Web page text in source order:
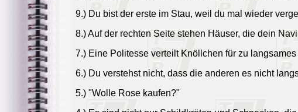
9.) Du bist der erste im Stau, weil du mal wieder
8.) Auf der rechten Seite stehen Häuser, die dein
7.) Eine Politesse verteilt Knöllchen für zu langsames
6.) Du verstehst nicht, dass die anderen es nicht
5.) "Wolle Rose kaufen?"